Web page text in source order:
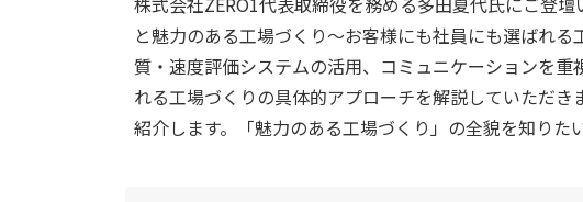
と魅力のある工場づくり〜お客様にも社員にも選ばれ
質・速度評価システムの活用、コミュニケーションを
れる工場づくりの具体的アプローチを解説していただ
紹介します。「魅力のある工場づくり」の全貌を知りた